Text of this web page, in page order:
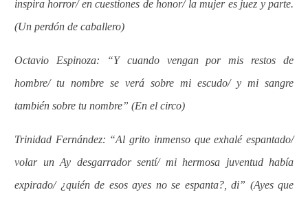
inspira horror/ en cuestiones de honor/ la mujer es juez y parte.
(Un perdón de caballero)
Octavio Espinoza: “Y cuando vengan por mis restos de
hombre/ tu nombre se verá sobre mi escudo/ y mi sangre
también sobre tu nombre” (En el circo)
Trinidad Fernández: “Al grito inmenso que exhalé espantado/
volar un Ay desgarrador sentí/ mi hermosa juventud había
expirado/ ¿quién de esos ayes no se espanta?, di” (Ayes que